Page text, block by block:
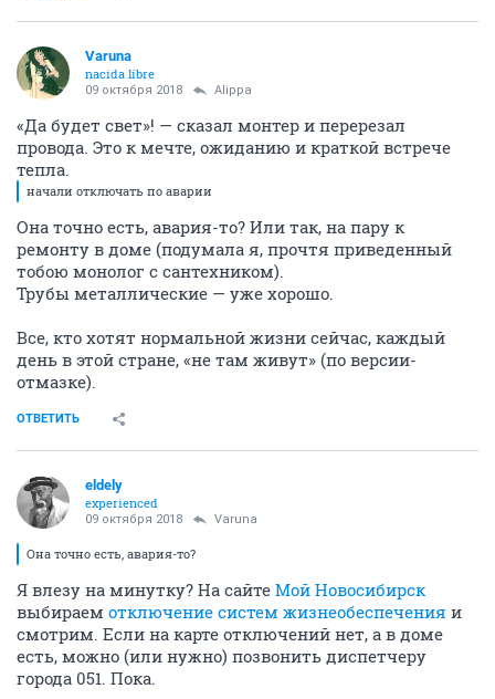
Varuna
nacida libre
09 октября 2018 Alippa
«Да будет свет»! — сказал монтер и перерезал
провода. Это к мечте, ожиданию и краткой встрече
тепла.
начали отключать по аварии
Она точно есть, авария-то? Или так, на пару к
ремонту в доме (подумала я, прочтя приведенный
тобою монолог с сантехником).
Трубы металлические — уже хорошо.
Все, кто хотят нормальной жизни сейчас, каждый
день в этой стране, «не там живут» (по версии-
отмазке).
ОТВЕТИТЬ
eldely
experienced
09 октября 2018 Varuna
Она точно есть, авария-то?
Я влезу на минутку? На сайте Мой Новосибирск
выбираем отключение систем жизнеобеспечения и
смотрим. Если на карте отключений нет, а в доме
есть, можно (или нужно) позвонить диспетчеру
города 051. Пока.